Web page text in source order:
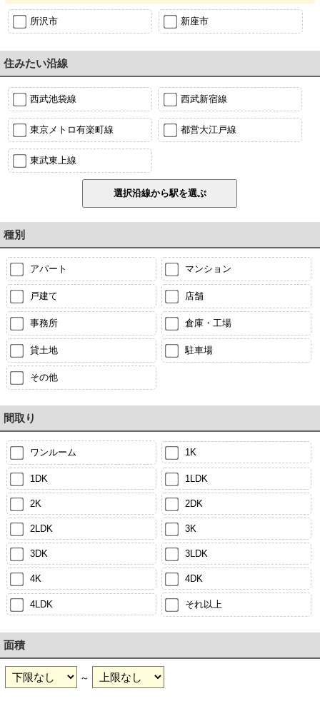
所沢市 新座市
住みたい沿線
西武池袋線 西武新宿線
東京メトロ有楽町線 都営大江戸線
東武東上線
種別
アパート マンション
戸建て 店舗
事務所 倉庫・工場
貸土地 駐車場
その他
間取り
ワンルーム 1K
1DK 1LDK
2K 2DK
2LDK 3K
3DK 3LDK
4K 4DK
4LDK それ以上
面積
～